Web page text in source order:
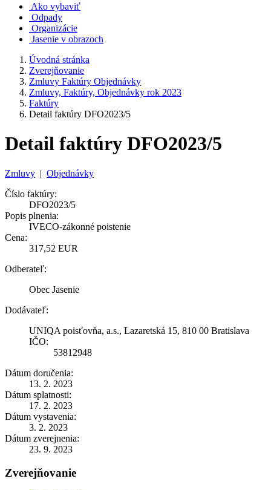
Ako vybaviť
Odpady
Organizácie
Jasenie v obrazoch
Úvodná stránka
Zverejňovanie
Zmluvy Faktúry Objednávky
Zmluvy, Faktúry, Objednávky rok 2023
Faktúry
Detail faktúry DFO2023/5
Detail faktúry DFO2023/5
Zmluvy | Objednávky
Číslo faktúry:
DFO2023/5
Popis plnenia:
IVECO-zákonné poistenie
Cena:
317,52 EUR
Odberateľ:
Obec Jasenie
Dodávateľ:
UNIQA poisťovňa, a.s., Lazaretská 15, 810 00 Bratislava
IČO:
53812948
Dátum doručenia:
13. 2. 2023
Dátum splatnosti:
17. 2. 2023
Dátum vystavenia:
3. 2. 2023
Dátum zverejnenia:
23. 9. 2023
Zverejňovanie